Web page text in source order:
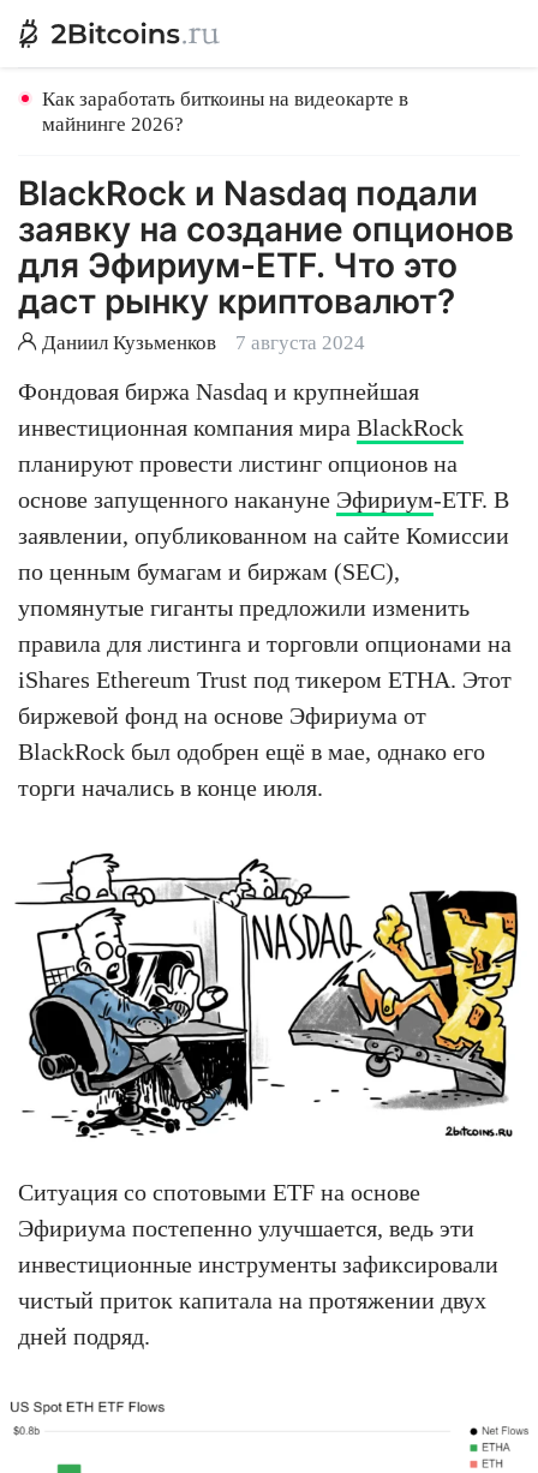
Как заработать биткоины на видеокарте в
майнинге 2026?
BlackRock и Nasdaq подали
заявку на создание опционов
для Эфириум-ETF. Что это
даст рынку криптовалют?
Даниил Кузьменков 7 августа 2024
Фондовая биржа Nasdaq и крупнейшая
инвестиционная компания мира BlackRock
планируют провести листинг опционов на
основе запущенного накануне Эфириум-ETF. В
заявлении, опубликованном на сайте Комиссии
по ценным бумагам и биржам (SEC),
упомянутые гиганты предложили изменить
правила для листинга и торговли опционами на
iShares Ethereum Trust под тикером ETHA. Этот
биржевой фонд на основе Эфириума от
BlackRock был одобрен ещё в мае, однако его
торги начались в конце июля.
Ситуация со спотовыми ETF на основе
Эфириума постепенно улучшается, ведь эти
инвестиционные инструменты зафиксировали
чистый приток капитала на протяжении двух
дней подряд.